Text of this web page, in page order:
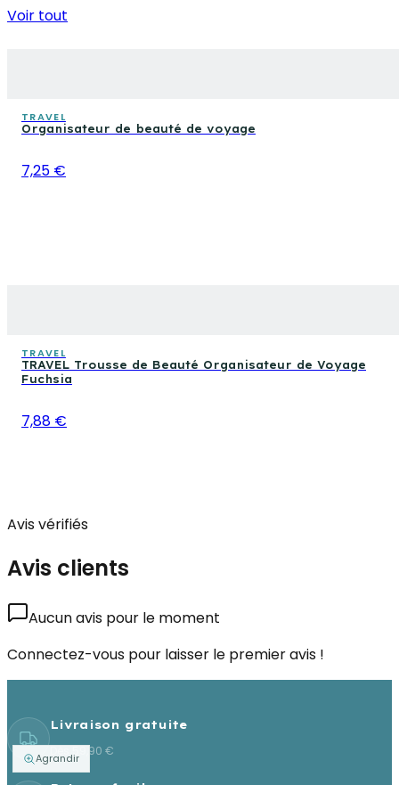
Agrandir
Voir tout
TRAVEL
Organisateur de beauté de voyage
7,25 €
TRAVEL
TRAVEL Trousse de Beauté Organisateur de Voyage
Fuchsia
7,88 €
Avis vérifiés
Avis clients
Aucun avis pour le moment
Connectez-vous pour laisser le premier avis !
Livraison gratuite
Dès 59,90 €